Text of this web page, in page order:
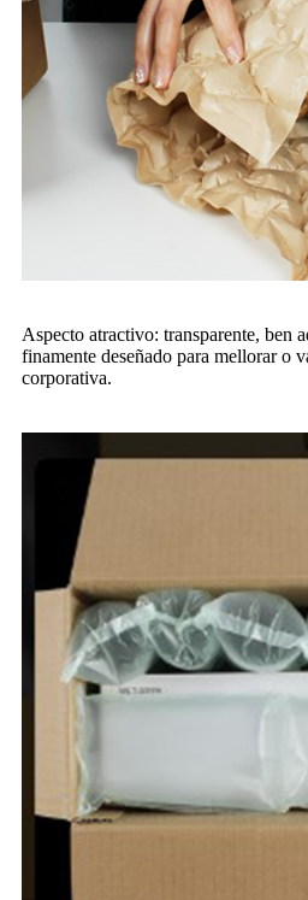
Aspecto atractivo: transparente, ben
finamente deseñado para mellorar o
corporativa.